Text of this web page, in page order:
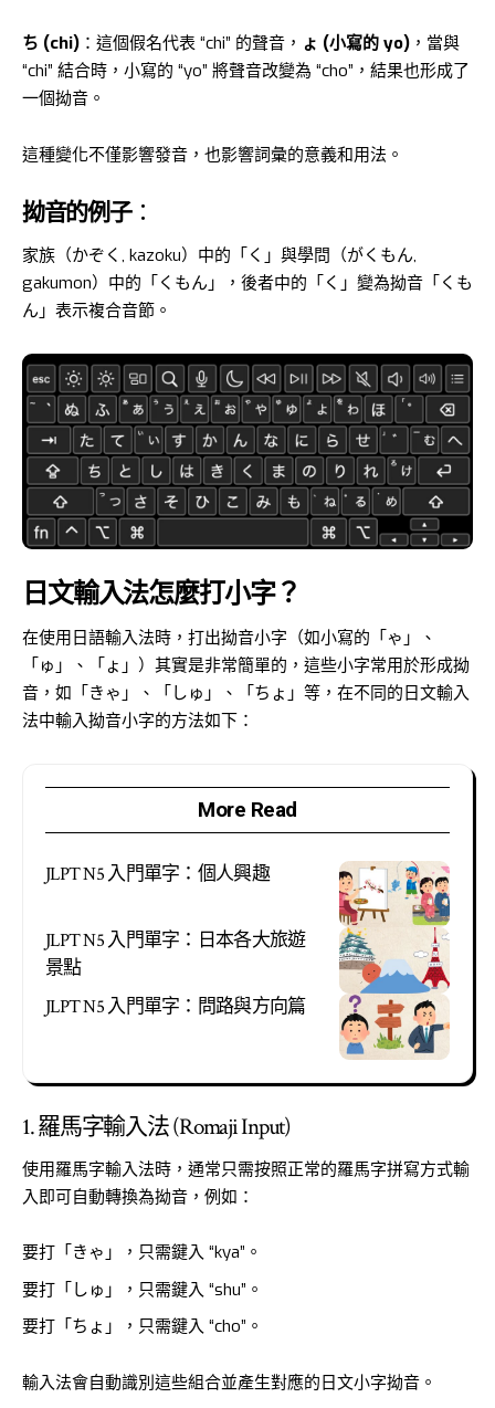
ち (chi) ：這個假名代表 “chi” 的聲音， ょ (小寫的 yo) ，當與
“chi” 結合時，小寫的 “yo” 將聲音改變為 “cho”，結果也形成了
一個拗音。
這種變化不僅影響發音，也影響詞彙的意義和用法。
拗音的例子：
家族（かぞく, kazoku）中的「く」與學問（がくもん,
gakumon）中的「くもん」，後者中的「く」變為拗音「くも
ん」表示複合音節。
日文輸入法怎麼打小字？
在使用日語輸入法時，打出拗音小字（如小寫的「ゃ」、
「ゅ」、「ょ」）其實是非常簡單的，這些小字常用於形成拗
音，如「きゃ」、「しゅ」、「ちょ」等，在不同的日文輸入
法中輸入拗音小字的方法如下：
More Read
JLPT N5 入門單字：個人興趣
JLPT N5 入門單字：日本各大旅遊
景點
JLPT N5 入門單字：問路與方向篇
1. 羅馬字輸入法 (Romaji Input)
使用羅馬字輸入法時，通常只需按照正常的羅馬字拼寫方式輸
入即可自動轉換為拗音，例如：
要打「きゃ」，只需鍵入 “kya”。
要打「しゅ」，只需鍵入 “shu”。
要打「ちょ」，只需鍵入 “cho”。
輸入法會自動識別這些組合並產生對應的日文小字拗音。